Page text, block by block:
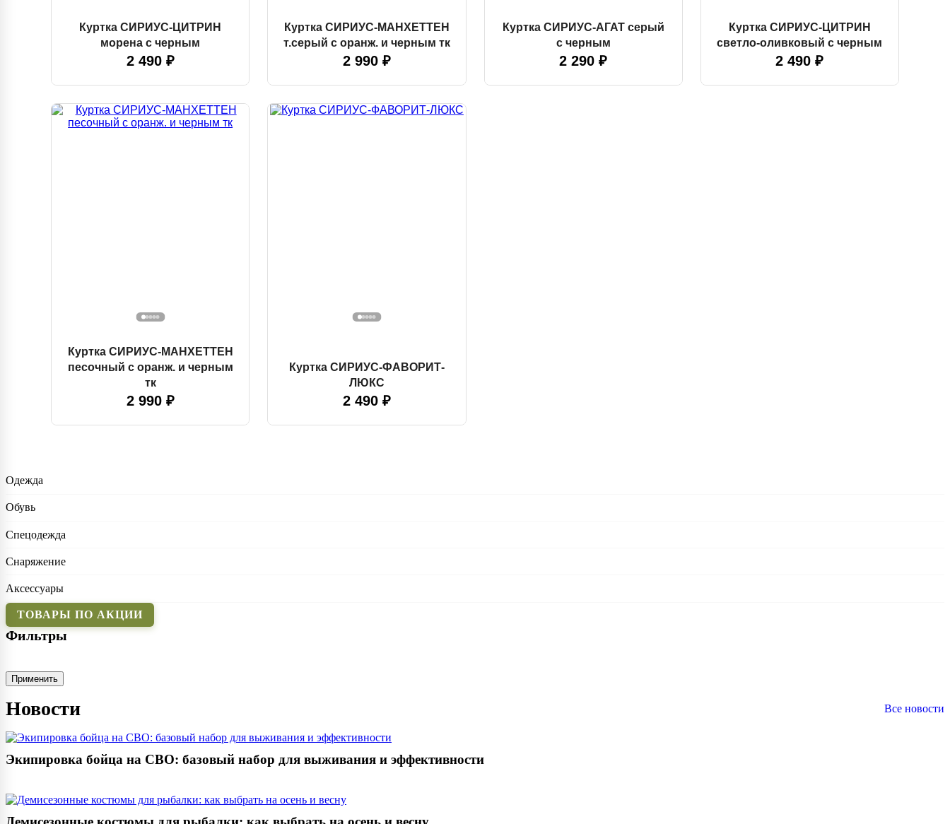
Куртка СИРИУС-ЦИТРИН
морена с черным
2 490 ₽
Куртка СИРИУС-МАНХЕТТЕН
т.серый с оранж. и черным тк
2 990 ₽
Куртка СИРИУС-АГАТ серый
с черным
2 290 ₽
Куртка СИРИУС-ЦИТРИН
светло-оливковый с черным
2 490 ₽
Куртка СИРИУС-МАНХЕТТЕН
песочный с оранж. и черным
тк
2 990 ₽
Куртка СИРИУС-ФАВОРИТ-
ЛЮКС
2 490 ₽
Одежда
Обувь
Спецодежда
Снаряжение
Аксессуары
ТОВАРЫ ПО АКЦИИ
Фильтры
Применить
Новости Все новости
Экипировка бойца на СВО: базовый набор для выживания и эффективности